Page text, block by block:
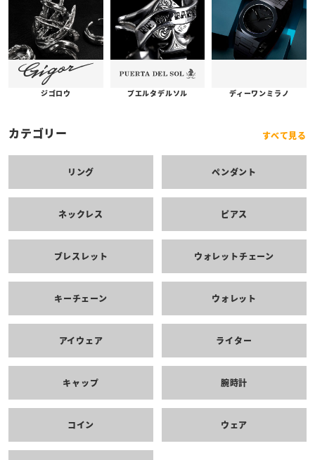
ジゴロウ プエルタデルソル ディーワンミラノ
カテゴリー すべて見る
リング ペンダント
ネックレス ピアス
ブレスレット ウォレットチェーン
キーチェーン ウォレット
アイウェア ライター
キャップ 腕時計
コイン ウェア